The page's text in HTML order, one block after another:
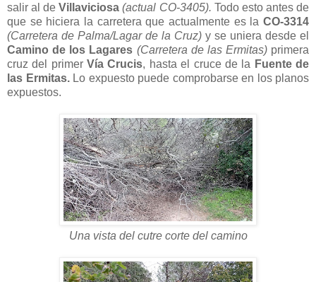
salir al deVillaviciosa (actual CO-3405). Todo esto antes de
que se hiciera la carretera que actualmente es la CO-3314
(Carretera de Palma/Lagar de la Cruz) y se uniera desde el
Camino de los Lagares (Carretera de las Ermitas)primera
cruz del primerVía Crucis, hasta el cruce de la Fuente de
las Ermitas. Lo expuesto puede comprobarse en los planos
expuestos.
Una vista del cutre corte del camino